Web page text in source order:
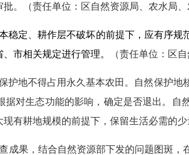
。（责任单位：区自然资源局、农水局、
稳定、耕作层不破坏的前提下，应有序
市相关规定进行管理。
（责任单位：区
护地不得占用永久基本农田。自然保护地
对生态功能的影响，确定是否退出。自
有耕地规模的前提下，保留生活必需的
成果，结合自然资源部下发的问题图斑